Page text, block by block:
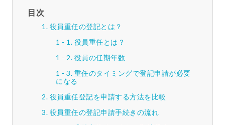
目次
役員重任の登記とは？
役員重任とは？
役員の任期年数
重任のタイミングで登記申請が必要
になる
役員重任登記を申請する方法を比較
役員重任の登記申請手続きの流れ